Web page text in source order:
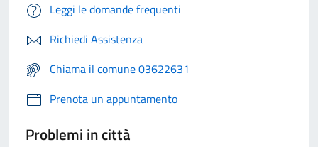
Leggi le domande frequenti
Richiedi Assistenza
Chiama il comune 03622631
Prenota un appuntamento
Problemi in città